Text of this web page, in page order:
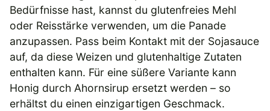
Bedürfnisse hast, kannst du glutenfreies Mehl
oder Reisstärke verwenden, um die Panade
anzupassen. Pass beim Kontakt mit der Sojasauce
auf, da diese Weizen und glutenhaltige Zutaten
enthalten kann. Für eine süßere Variante kann
Honig durch Ahornsirup ersetzt werden – so
erhältst du einen einzigartigen Geschmack.